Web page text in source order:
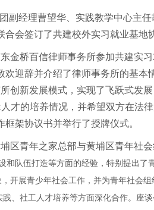
副经理曹望华、实践教学中心主
会签订了共建校外实习就业基地
金桥百信律师事务所参加共建实
迎辞并介绍了律师事务所的基
创新发展模式，实现了飞跃式发
才的培养情况，并希望双方在法
架协议书并举行了授牌仪式。
区青年之家总部与黄埔区青年社
和队伍打造等方面的经验，特别提出
开展青少年社会工作，并为青年社会
、社工人才培养等方面深化合作。座